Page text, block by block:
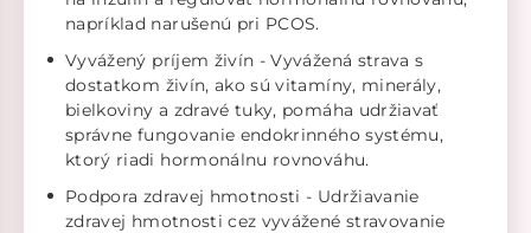
napríklad narušenú pri PCOS.
Vyvážený príjem živín - Vyvážená strava s
dostatkom živín, ako sú vitamíny, minerály,
bielkoviny a zdravé tuky, pomáha udržiavať
správne fungovanie endokrinného systému,
ktorý riadi hormonálnu rovnováhu.
Podpora zdravej hmotnosti - Udržiavanie
zdravej hmotnosti cez vyvážené stravovanie